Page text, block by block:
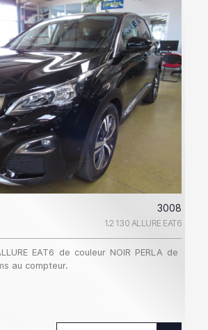
3008
1.2 130 ALLURE EAT6
EAT6 de couleur NOIR PERLA de
au compteur.